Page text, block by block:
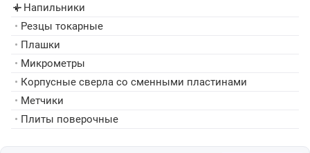
▸ Напильники
• Резцы токарные
• Плашки
• Микрометры
• Корпусные сверла со сменными пластинами
• Метчики
• Плиты поверочные